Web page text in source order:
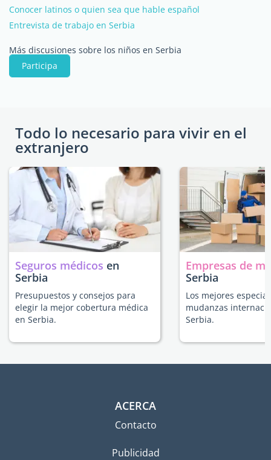
Conocer latinos o quien sea que hable español
Entrevista de trabajo en Serbia
Más discusiones sobre los niños en Serbia
Participa
Todo lo necesario para vivir en el
extranjero
Seguros médicos en
Serbia
Presupuestos y consejos para
elegir la mejor cobertura médica
en Serbia.
Empresas de
Serbia
Los mejores
mudanzas
Serbia.
ACERCA
Contacto
Publicidad